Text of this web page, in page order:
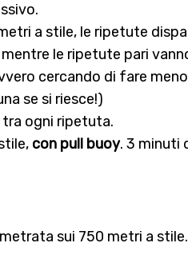
a stile, le ripetute
le ripetute pari
cercando di fare
se si riesce!)
tra ogni ripetuta.
con pull buoy. 3 minuti
sui 750 metri a stile.